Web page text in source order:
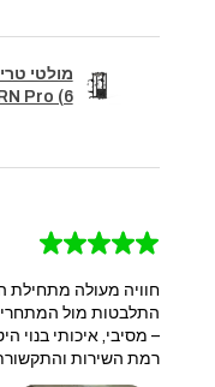
Pro (6 ...
★
★
★
★
★
חוויה מעולה מתחילת
התלבטות מול
– מסיבי, איכותי בנוי
​רמת השירות